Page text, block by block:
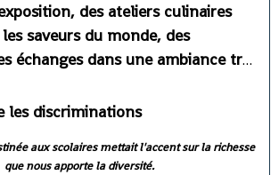
des ateliers culinaires
saveurs du monde, des
échanges dans une ambiance très
aux scolaires mettait l'accent sur la richesse
que nous apporte la diversité.